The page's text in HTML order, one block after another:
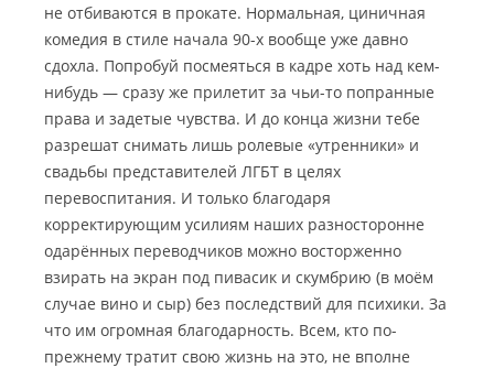
не отбиваются в прокате. Нормальная, циничная
комедия в стиле начала 90-х вообще уже давно
сдохла. Попробуй посмеяться в кадре хоть над кем-
нибудь — сразу же прилетит за чьи-то попранные
права и задетые чувства. И до конца жизни тебе
разрешат снимать лишь ролевые «утренники» и
свадьбы представителей ЛГБТ в целях
перевоспитания. И только благодаря
корректирующим усилиям наших разносторонне
одарённых переводчиков можно восторженно
взирать на экран под пивасик и скумбрию (в моём
случае вино и сыр) без последствий для психики. За
что им огромная благодарность. Всем, кто по-
прежнему тратит свою жизнь на это, не вполне